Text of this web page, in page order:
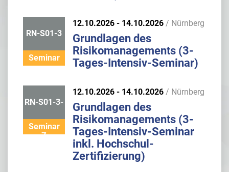
RN-S01-3
Seminar
12.10.2026 - 14.10.2026 / Nürnberg
Grundlagen des
Risikomanagements (3-
Tages-Intensiv-Seminar)
RN-S01-3-
Z
Seminar
12.10.2026 - 14.10.2026 / Nürnberg
Grundlagen des
Risikomanagements (3-
Tages-Intensiv-Seminar
inkl. Hochschul-
Zertifizierung)